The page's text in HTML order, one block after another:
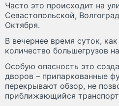
Часто это происходит на
Севастопольской,
Октября.
В вечернее время суток,
количество большегрузов
Особую опасность это
дворов – припаркованные
перекрывают обзор, не
приближающийся